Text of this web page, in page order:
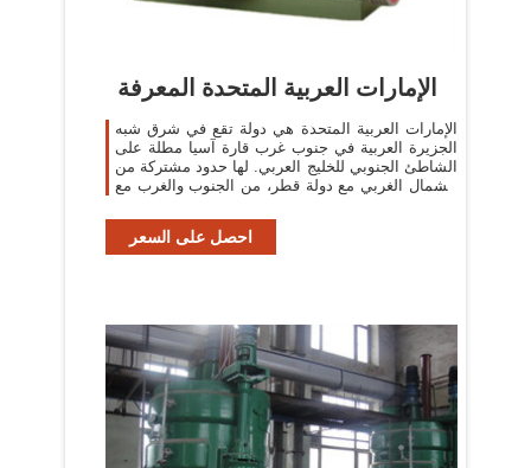
الإمارات العربية المتحدة المعرفة
الإمارات العربية المتحدة هي دولة تقع في شرق شبه
الجزيرة العربية في جنوب غرب قارة آسيا مطلة على
الشاطئ الجنوبي للخليج العربي. لها حدود مشتركة من
الشمال الغربي مع دولة قطر، من الجنوب والغرب مع
احصل على السعر